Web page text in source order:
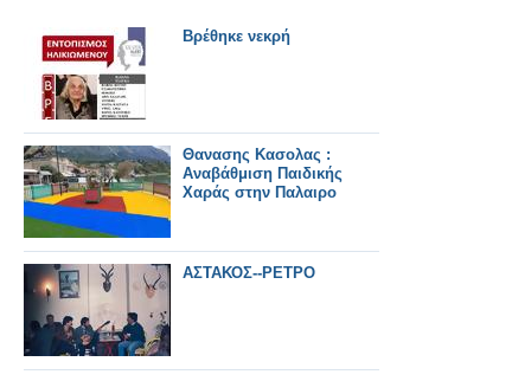
Βρέθηκε νεκρή
Θανασης Κασολας :
Αναβάθμιση Παιδικής
Χαράς στην Παλαιρο
ΑΣΤΑΚΟΣ--ΡΕΤΡΟ